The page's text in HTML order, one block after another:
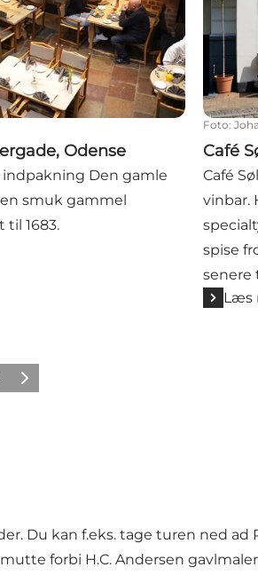
Odense
Den gamle
smuk gammel
til 1683.
Foto:
Café
Café
vinbar.
spise
senere
Læs
Næste
Du kan f.eks. tage turen ned ad
forbi H.C. Andersen